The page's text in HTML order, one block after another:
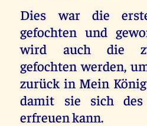
Dies war die
gefochten und
wird auch die
gefochten werden,
zurück in Mein
damit sie sich des
erfreuen kann.